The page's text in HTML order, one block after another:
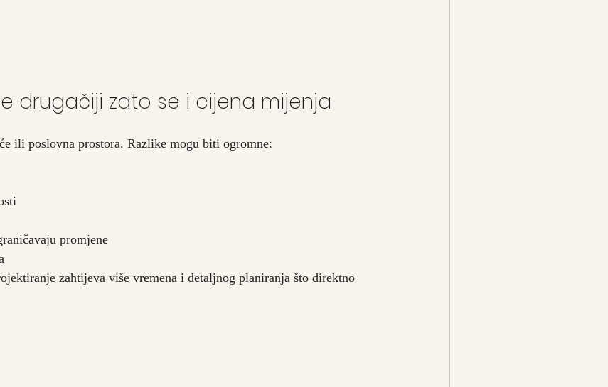
drugačiji zato se i cijena mijenja
ili poslovna prostora. Razlike mogu biti ogromne:
promjene
zahtijeva više vremena i detaljnog planiranja što direktno